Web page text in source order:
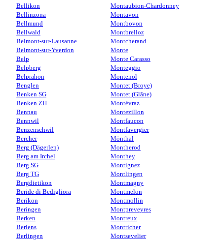
Bellikon
Bellinzona
Bellmund
Bellwald
Belmont-sur-Lausanne
Belmont-sur-Yverdon
Belp
Belpberg
Belprahon
Benglen
Benken SG
Benken ZH
Bennau
Bennwil
Benzenschwil
Bercher
Berg (Dägerlen)
Berg am Irchel
Berg SG
Berg TG
Bergdietikon
Beride di Bedigliora
Berikon
Beringen
Berken
Berlens
Berlingen
Montaubion-Chardonney
Montavon
Montbovon
Montbrelloz
Montcherand
Monte
Monte Carasso
Monteggio
Montenol
Montet (Broye)
Montet (Glâne)
Montévraz
Montezillon
Montfaucon
Montfavergier
Mönthal
Montherod
Monthey
Montignez
Montlingen
Montmagny
Montmelon
Montmollin
Montpreveyres
Montreux
Montricher
Montsevelier